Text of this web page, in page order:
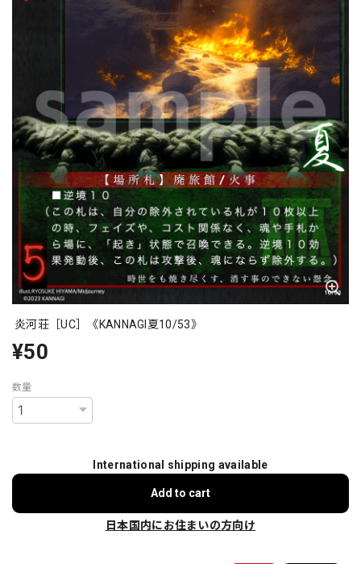
炎河荘［UC］《KANNAGI夏10/53》
¥50
数量
International shipping available
Add to cart
日本国内にお住まいの方向け